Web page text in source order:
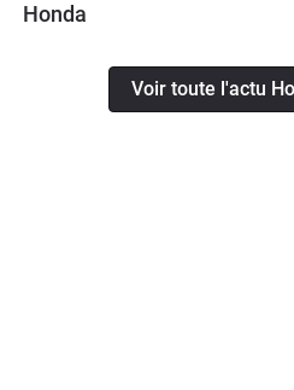
Honda
Voir toute l'actu